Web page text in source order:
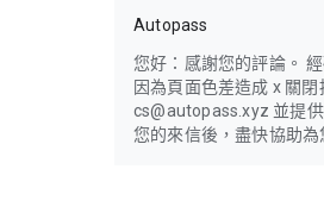
Autopass
您好：感謝您的評論。
因為頁面色差造成 x 關
cs@autopass.xyz 並提
您的來信後，盡快協助為